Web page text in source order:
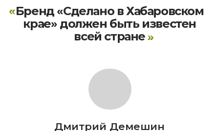
"СДЕЛАНО В ХК" НА МАРКЕТПЛЕЙСАХ
ЕДИНЫЙ КАТАЛОГ
КОНКРЕТНЫХ ТОВАРОВ
РЕЕСТР ПОЛЬЗОВАТЕЛЕЙ ТЗ